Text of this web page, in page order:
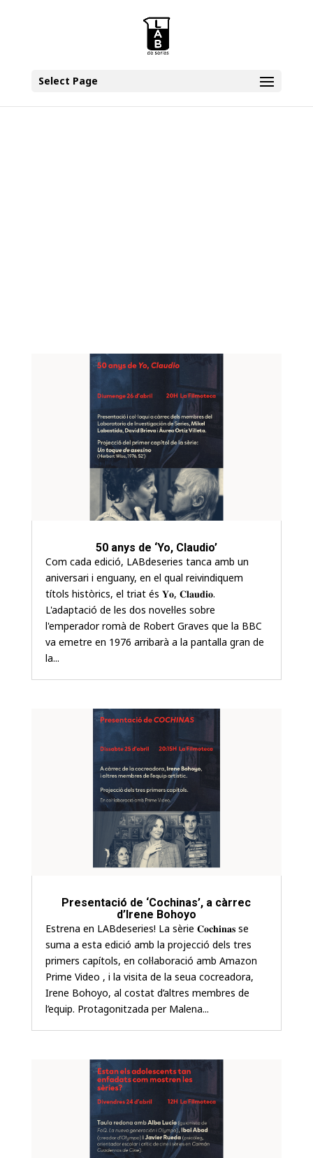
Select Page
50 anys de ‘Yo, Claudio’
Com cada edició, LABdeseries tanca amb un
aniversari i enguany, en el qual reivindiquem
títols històrics, el triat és 𝐘𝐨, 𝐂𝐥𝐚𝐮𝐝𝐢𝐨.
L'adaptació de les dos novel·les sobre
l'emperador romà de Robert Graves que la BBC
va emetre en 1976 arribarà a la pantalla gran de
la...
Presentació de ‘Cochinas’, a càrrec
d’Irene Bohoyo
Estrena en LABdeseries! La sèrie 𝐂𝐨𝐜𝐡𝐢𝐧𝐚𝐬 se
suma a esta edició amb la projecció dels tres
primers capítols, en col·laboració amb Amazon
Prime Video , i la visita de la seua cocreadora,
Irene Bohoyo, al costat d’altres membres de
l’equip. Protagonitzada per Malena...